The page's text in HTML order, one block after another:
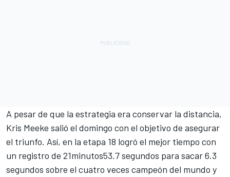
A pesar de que la estrategia era conservar la distancia,
Kris Meeke salió el domingo con el objetivo de asegurar
el triunfo. Así, en la etapa 18 logró el mejor tiempo con
un registro de 21minutos53.7 segundos para sacar 6.3
segundos sobre el cuatro veces campeón del mundo y